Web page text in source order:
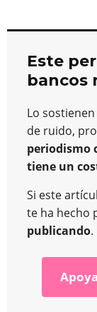
Este
bancos
Lo
de ruido,
periodismo
tiene un
Si este
te ha hecho
publicando.